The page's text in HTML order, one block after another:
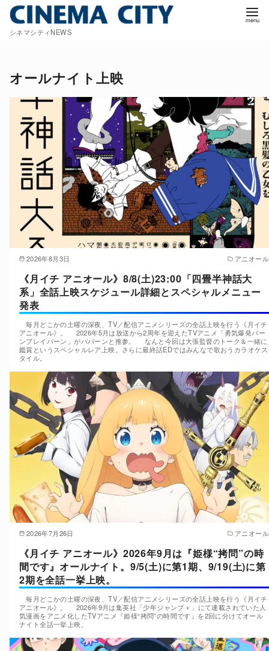
シネマシティNEWS
オールナイト上映
2026年8月3日 アニオール
《月イチ アニオール》8/8(土)23:00「四畳半神話大
系」全話上映スケジュール詳細とスペシャルメニュー
発表
毎月どこかの土曜の深夜、TV／配信アニメシリーズの全話上映を行う《月イチ
アニオール》。 2026年5月は放送から2周年を迎えたTVアニメ「勇気爆発バー
ンブレイバーン」がババーンと推参。 なんと今回は大張監督のトーク＆一緒に
鑑賞というスペシャルレア上映。さらに最終話EDではみんなで歌おうカラオケス
タイル。
2026年7月26日 アニオール
《月イチ アニオール》2026年9月は『姫様“拷問”の時
間です』オールナイト。9/5(土)に第1期、9/19(土)に第
2期を全話一挙上映。
毎月どこかの土曜の深夜、TV／配信アニメシリーズの全話上映を行う《月イチ
アニオール》。 2026年9月は集英社「少年ジャンプ＋」にて連載されていた人
気漫画をアニメ化したTVアニメ『姫様“拷問”の時間です』を2回に分けてオール
ナイト全話一挙上映。